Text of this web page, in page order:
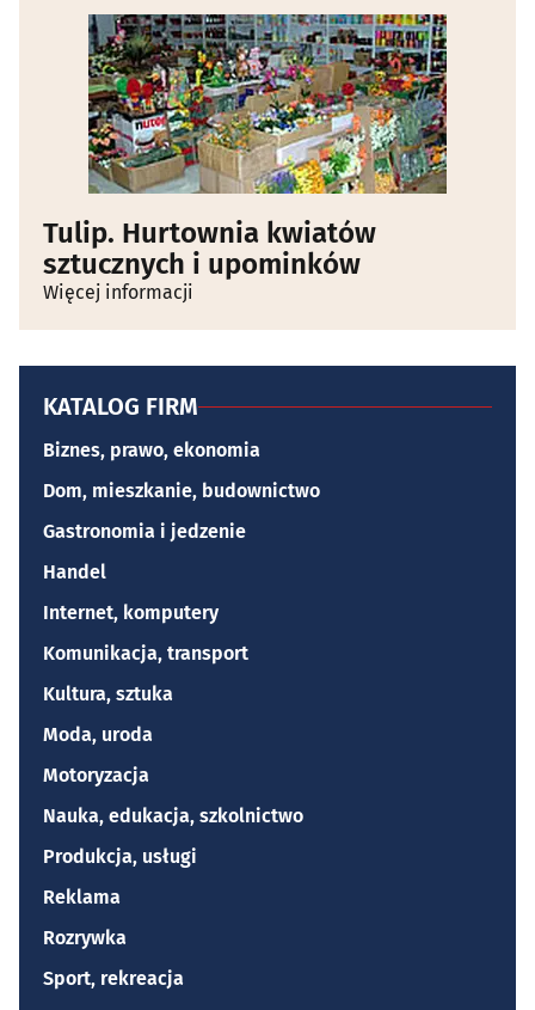
Tulip. Hurtownia kwiatów
sztucznych i upominków
Więcej informacji
KATALOG FIRM
Biznes, prawo, ekonomia
Dom, mieszkanie, budownictwo
Gastronomia i jedzenie
Handel
Internet, komputery
Komunikacja, transport
Kultura, sztuka
Moda, uroda
Motoryzacja
Nauka, edukacja, szkolnictwo
Produkcja, usługi
Reklama
Rozrywka
Sport, rekreacja